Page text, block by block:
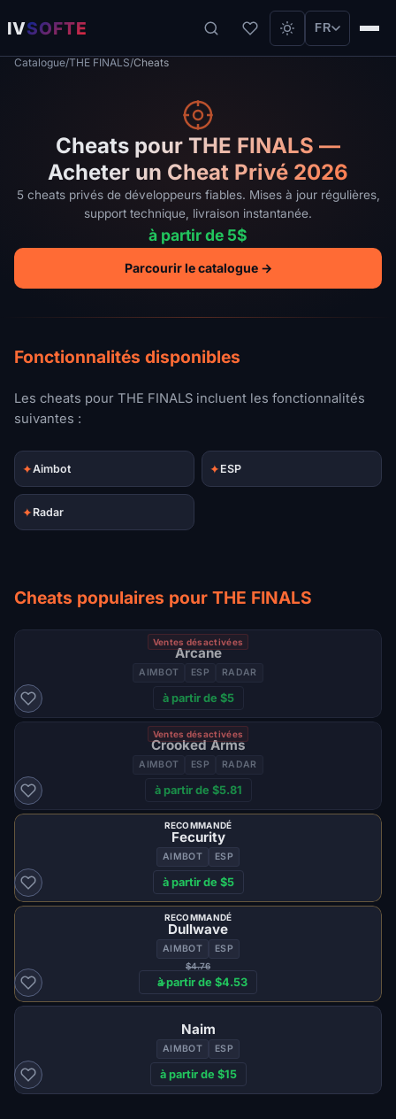
IVSOFTE FR
Catalogue/THE FINALS/Cheats
Cheats pour THE FINALS —
Acheter un Cheat Privé 2026
5 cheats privés de développeurs fiables. Mises à jour régulières,
support technique, livraison instantanée.
à partir de 5$
Parcourir le catalogue →
Fonctionnalités disponibles
Les cheats pour THE FINALS incluent les fonctionnalités
suivantes :
✦Aimbot ✦ESP
✦Radar
Cheats populaires pour THE FINALS
Ventes désactivées
Arcane
AIMBOT ESP RADAR
à partir de $5
Ventes désactivées
Crooked Arms
AIMBOT ESP RADAR
à partir de $5.81
RECOMMANDÉ
Fecurity
AIMBOT ESP
à partir de $5
RECOMMANDÉ
Dullwave
AIMBOT ESP
$4.76
à partir de $4.53
Naim
AIMBOT ESP
à partir de $15